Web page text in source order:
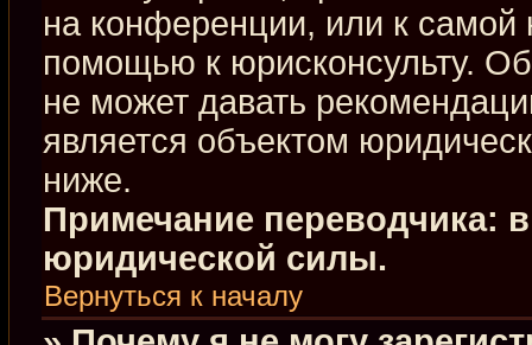
на конференции, или к самой
помощью к юрисконсульту.
не может давать
является объектом
ниже.
Примечание переводчика:
юридической силы.
Вернуться к началу